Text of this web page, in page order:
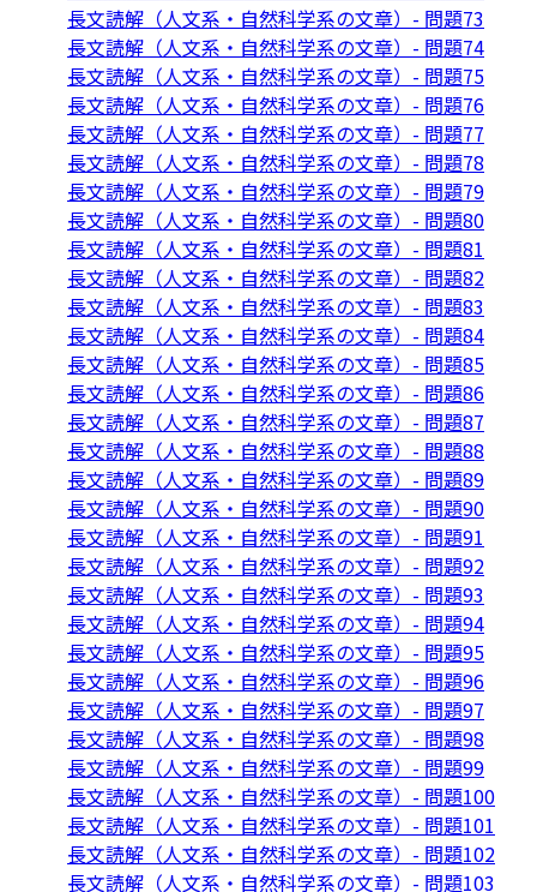
長文読解（人文系・自然科学系の文章）- 問題73
長文読解（人文系・自然科学系の文章）- 問題74
長文読解（人文系・自然科学系の文章）- 問題75
長文読解（人文系・自然科学系の文章）- 問題76
長文読解（人文系・自然科学系の文章）- 問題77
長文読解（人文系・自然科学系の文章）- 問題78
長文読解（人文系・自然科学系の文章）- 問題79
長文読解（人文系・自然科学系の文章）- 問題80
長文読解（人文系・自然科学系の文章）- 問題81
長文読解（人文系・自然科学系の文章）- 問題82
長文読解（人文系・自然科学系の文章）- 問題83
長文読解（人文系・自然科学系の文章）- 問題84
長文読解（人文系・自然科学系の文章）- 問題85
長文読解（人文系・自然科学系の文章）- 問題86
長文読解（人文系・自然科学系の文章）- 問題87
長文読解（人文系・自然科学系の文章）- 問題88
長文読解（人文系・自然科学系の文章）- 問題89
長文読解（人文系・自然科学系の文章）- 問題90
長文読解（人文系・自然科学系の文章）- 問題91
長文読解（人文系・自然科学系の文章）- 問題92
長文読解（人文系・自然科学系の文章）- 問題93
長文読解（人文系・自然科学系の文章）- 問題94
長文読解（人文系・自然科学系の文章）- 問題95
長文読解（人文系・自然科学系の文章）- 問題96
長文読解（人文系・自然科学系の文章）- 問題97
長文読解（人文系・自然科学系の文章）- 問題98
長文読解（人文系・自然科学系の文章）- 問題99
長文読解（人文系・自然科学系の文章）- 問題100
長文読解（人文系・自然科学系の文章）- 問題101
長文読解（人文系・自然科学系の文章）- 問題102
長文読解（人文系・自然科学系の文章）- 問題103